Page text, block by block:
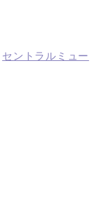
セントラルミュー